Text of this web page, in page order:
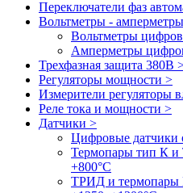
Переключатели фаз
Вольтметры -
Вольтметры
Амперметры
Трехфазная защита 380В
Регуляторы мощности >
Измерители регуляторы
Реле тока и мощности >
Датчики >
Цифровые датчики
Термопары тип К и
+800°C
ТРИД и термопары